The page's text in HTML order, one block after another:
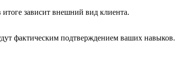
зависит внешний вид клиента.
фактическим подтверждением ваших навыков.